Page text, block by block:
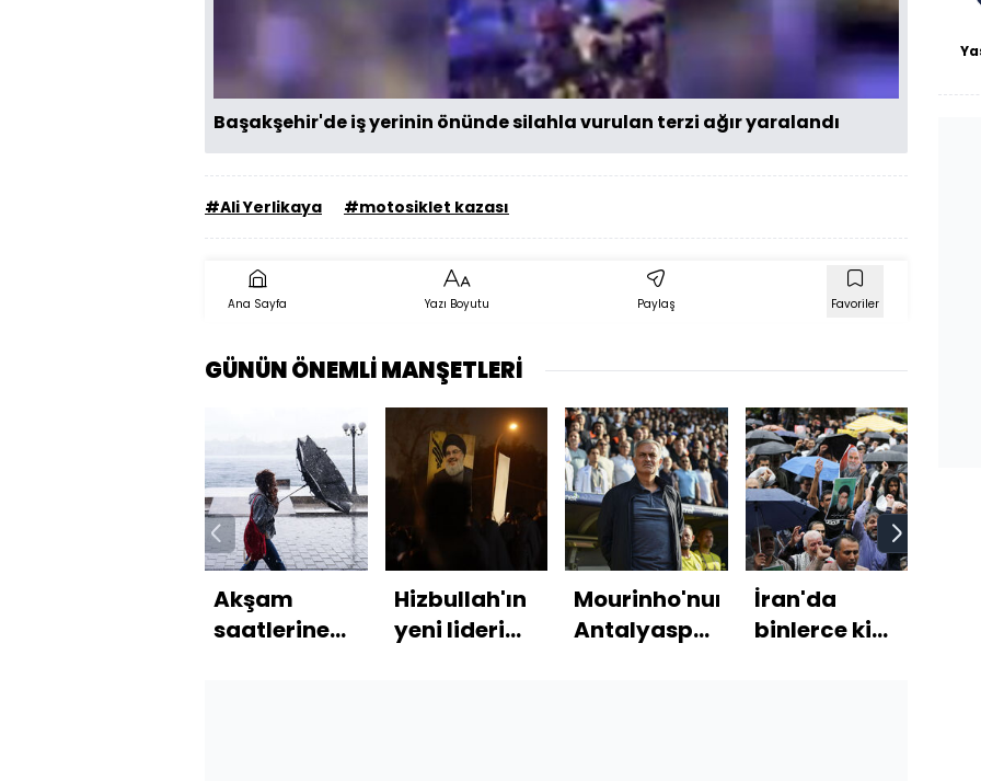
Başakşehir'de iş yerinin önünde silahla vurulan terzi ağır yaralandı
#Ali Yerlikaya #motosiklet kazası
Ana Sayfa Yazı Boyutu Paylaş Favoriler
GÜNÜN ÖNEMLİ MANŞETLERİ
Akşam
saatlerine
Hizbullah'ın
yeni lideri
Mourinho'nun
Antalyaspor
İran'da
binlerce kişi